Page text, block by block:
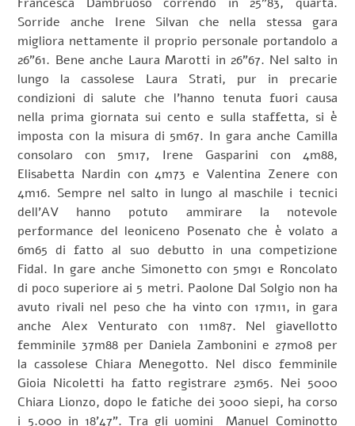
Sorride anche Irene Silvan che nella stessa gara
migliora nettamente il proprio personale portandolo a
26”61. Bene anche Laura Marotti in 26”67. Nel salto in
lungo la cassolese Laura Strati, pur in precarie
condizioni di salute che l’hanno tenuta fuori causa
nella prima giornata sui cento e sulla staffetta, si è
imposta con la misura di 5m67. In gara anche Camilla
consolaro con 5m17, Irene Gasparini con 4m88,
Elisabetta Nardin con 4m73 e Valentina Zenere con
4m16. Sempre nel salto in lungo al maschile i tecnici
dell’AV hanno potuto ammirare la notevole
performance del leoniceno Posenato che è volato a
6m65 di fatto al suo debutto in una competizione
Fidal. In gare anche Simonetto con 5m91 e Roncolato
di poco superiore ai 5 metri. Paolone Dal Solgio non ha
avuto rivali nel peso che ha vinto con 17m11, in gara
anche Alex Venturato con 11m87. Nel giavellotto
femminile 37m88 per Daniela Zambonini e 27m08 per
la cassolese Chiara Menegotto. Nel disco femminile
Gioia Nicoletti ha fatto registrare 23m65. Nei 5000
Chiara Lionzo, dopo le fatiche dei 3000 siepi, ha corso
i 5.000 in 18’47”. Tra gli uomini Manuel Cominotto